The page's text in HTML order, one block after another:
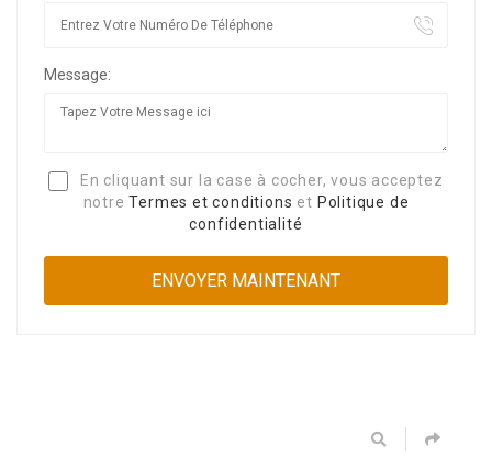
Message:
En cliquant sur la case à cocher, vous acceptez
notreTermes et conditions et Politique de
confidentialité